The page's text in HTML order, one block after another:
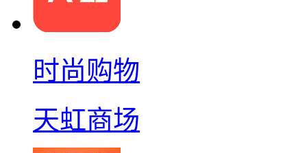
时尚购物
天虹商场